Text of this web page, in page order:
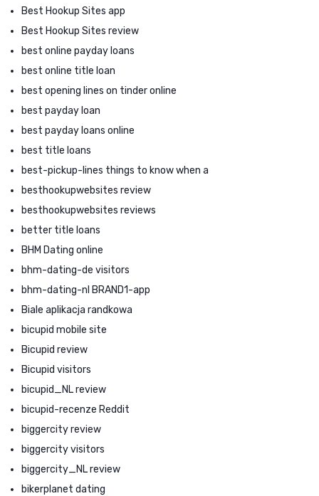
Best Hookup Sites app
Best Hookup Sites review
best online payday loans
best online title loan
best opening lines on tinder online
best payday loan
best payday loans online
best title loans
best-pickup-lines things to know when a
besthookupwebsites review
besthookupwebsites reviews
better title loans
BHM Dating online
bhm-dating-de visitors
bhm-dating-nl BRAND1-app
Biale aplikacja randkowa
bicupid mobile site
Bicupid review
Bicupid visitors
bicupid_NL review
bicupid-recenze Reddit
biggercity review
biggercity visitors
biggercity_NL review
bikerplanet dating